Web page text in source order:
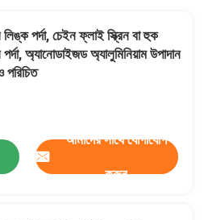
পর্দা, চেইন ফ্লাই স্ক্রিন বা হুক
অ্যানোডাইজড অ্যালুমিনিয়াম উপাদান
পরিচিত
আমাদের সাথে যোগাযোগ
করুন